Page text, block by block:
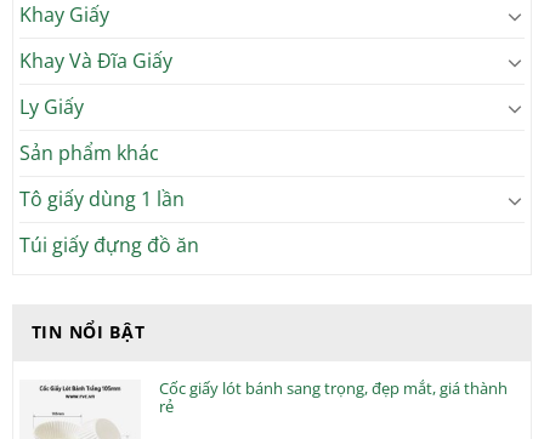
Khay Giấy
Khay Và Đĩa Giấy
Ly Giấy
Sản phẩm khác
Tô giấy dùng 1 lần
Túi giấy đựng đồ ăn
TIN NỔI BẬT
Cốc giấy lót bánh sang trọng, đẹp mắt, giá thành
rẻ